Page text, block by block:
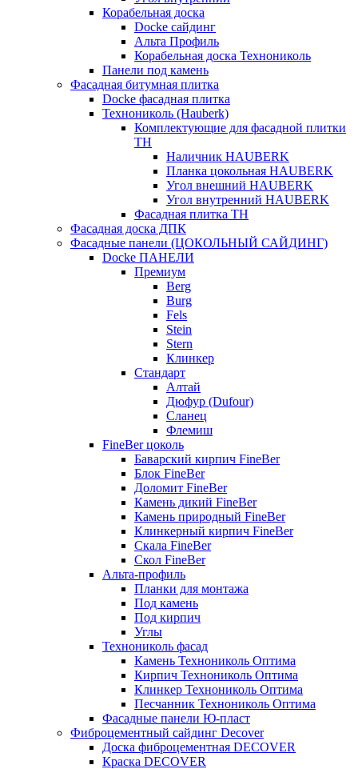
Корабельная доска
Docke сайдинг
Альта Профиль
Корабельная доска Технониколь
Панели под камень
Фасадная битумная плитка
Docke фасадная плитка
Технониколь (Hauberk)
Комплектующие для фасадной плитки
ТН
Наличник HAUBERK
Планка цокольная HAUBERK
Угол внешний HAUBERK
Угол внутренний HAUBERK
Фасадная плитка ТН
Фасадная доска ДПК
Фасадные панели (ЦОКОЛЬНЫЙ САЙДИНГ)
Docke ПАНЕЛИ
Премиум
Berg
Burg
Fels
Stein
Stern
Клинкер
Стандарт
Алтай
Дюфур (Dufour)
Сланец
Флемиш
FineBer цоколь
Баварский кирпич FineBer
Блок FineBer
Доломит FineBer
Камень дикий FineBer
Камень природный FineBer
Клинкерный кирпич FineBer
Скала FineBer
Скол FineBer
Альта-профиль
Планки для монтажа
Под камень
Под кирпич
Углы
Технониколь фасад
Камень Технониколь Оптима
Кирпич Технониколь Оптима
Клинкер Технониколь Оптима
Песчанник Технониколь Оптима
Фасадные панели Ю-пласт
Фиброцементный сайдинг Decover
Доска фиброцементная DECOVER
Краска DECOVER